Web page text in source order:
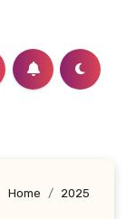
Home 2025